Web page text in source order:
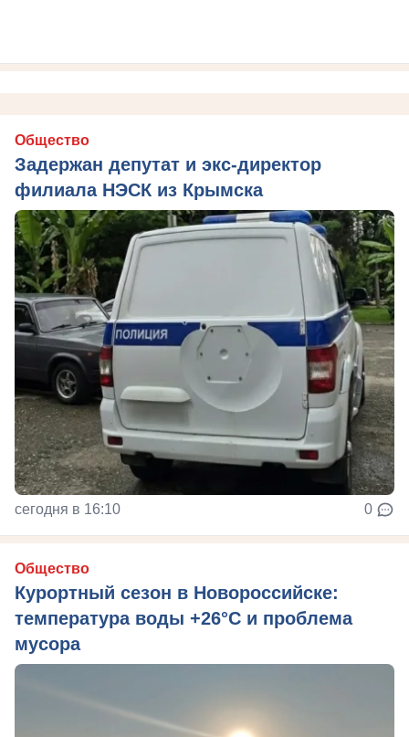
Общество
Задержан депутат и экс-директор
филиала НЭСК из Крымска
сегодня в 16:10 0
Общество
Курортный сезон в Новороссийске:
температура воды +26°C и проблема
мусора